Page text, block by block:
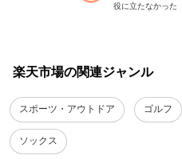
役に立たなかった
楽天市場の関連ジャンル
スポーツ・アウトドア ゴルフ
ソックス